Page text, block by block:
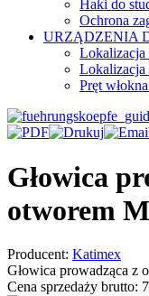
Haki do
Ochrona
URZĄDZENIA
Lokalizacja
Lokalizacja
Pręt
Głowica
otworem
Producent: Katimex
Głowica prowadząca z
Cena sprzedaży brutto: